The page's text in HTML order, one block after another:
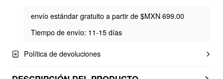
envío estándar gratuito a partir de $MXN 699.00
Tiempo de envío: 11-15 días
Política de devoluciones